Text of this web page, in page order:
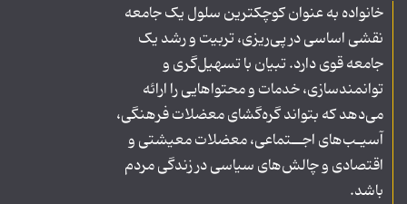
خانواده به عنوان کوچکترین سلول یک جامعه
نقشی اساسی در پی‌ریزی، تربیت و رشد یک
جامعه قوی دارد. تبیان با تسهیل‌گری و
توانمندسازی، خدمات و محتواهایی را ارائه
می‌دهد که بتواند گره‌گشای معضلات فرهنگی،
آسیـب‌های اجــتماعی، معضلات معیشتی و
اقتصادی و چالش‌های سیاسی در زندگی مردم
باشد.